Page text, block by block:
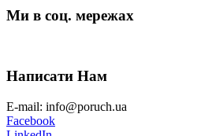
Ми в соц. мережах
Написати Нам
E-mail: info@poruch.ua
Facebook